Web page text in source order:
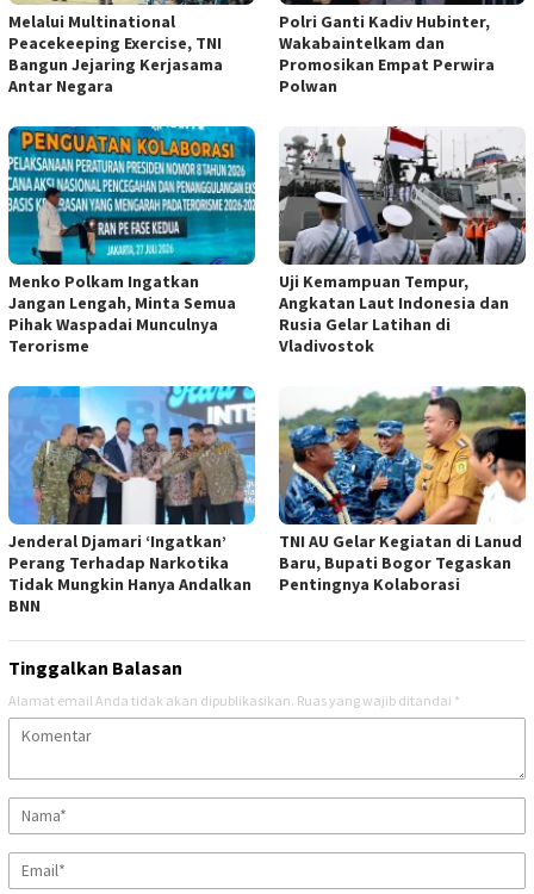
Melalui Multinational
Peacekeeping Exercise, TNI
Bangun Jejaring Kerjasama
Antar Negara
Polri Ganti Kadiv Hubinter,
Wakabaintelkam dan
Promosikan Empat Perwira
Polwan
Menko Polkam Ingatkan
Jangan Lengah, Minta Semua
Pihak Waspadai Munculnya
Terorisme
Uji Kemampuan Tempur,
Angkatan Laut Indonesia dan
Rusia Gelar Latihan di
Vladivostok
Jenderal Djamari ‘Ingatkan’
Perang Terhadap Narkotika
Tidak Mungkin Hanya Andalkan
BNN
TNI AU Gelar Kegiatan di Lanud
Baru, Bupati Bogor Tegaskan
Pentingnya Kolaborasi
Tinggalkan Balasan
Alamat email Anda tidak akan dipublikasikan. Ruas yang wajib ditandai *